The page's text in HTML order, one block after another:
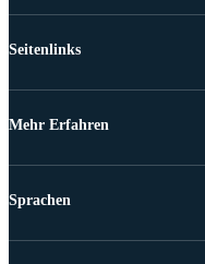
Seitenlinks
Mehr Erfahren
Sprachen